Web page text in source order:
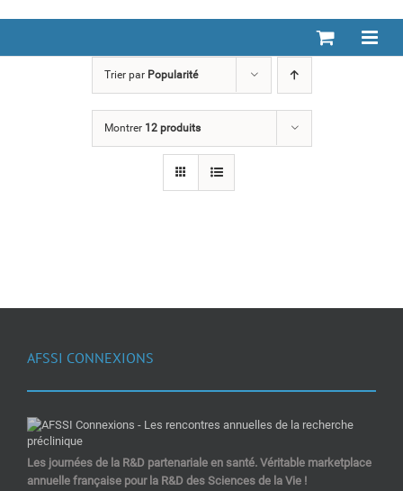
Trier par Popularité
Montrer 12 produits
AFSSI CONNEXIONS
Les journées de la R&D partenariale en santé. Véritable marketplace
annuelle française pour la R&D des Sciences de la Vie !